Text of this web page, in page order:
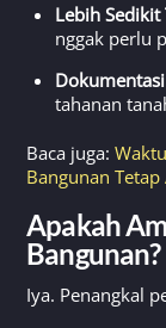
Lebih Sedikit
nggak perlu
tahanan
Baca juga:
Bangunan Tetap
Apakah
Bangunan?
Iya. Penangkal